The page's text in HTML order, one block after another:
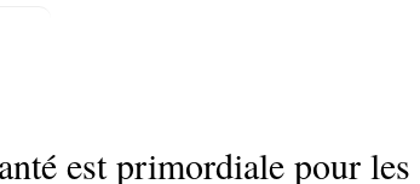
est primordiale pour les